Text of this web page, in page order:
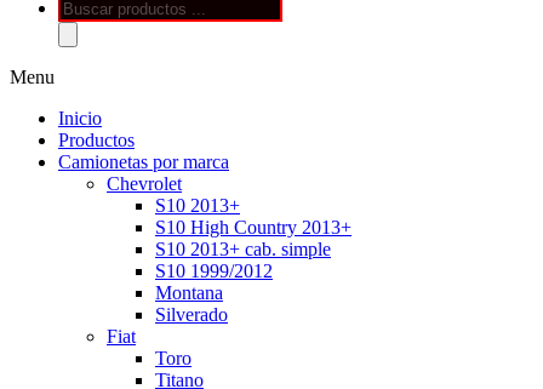
Búsqueda
de
productos
Menu
Inicio
Productos
Camionetas por marca
Chevrolet
S10 2013+
S10 High Country 2013+
S10 2013+ cab. simple
S10 1999/2012
Montana
Silverado
Fiat
Toro
Titano